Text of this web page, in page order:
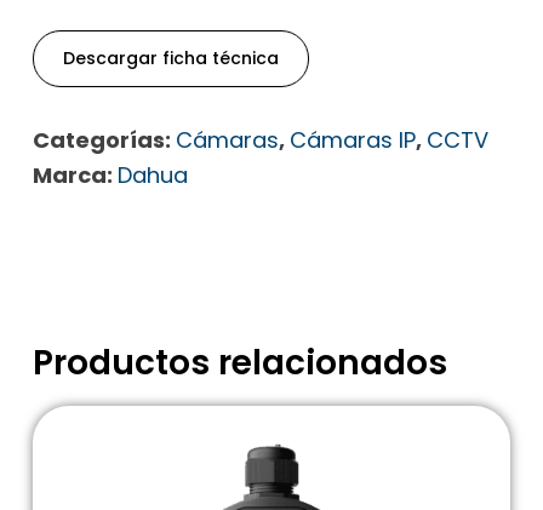
Descargar ficha técnica
Categorías: Cámaras, Cámaras IP, CCTV
Marca: Dahua
Productos relacionados